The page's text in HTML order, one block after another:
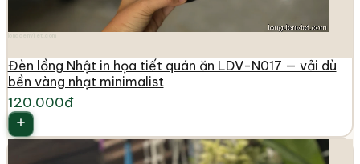
Đèn lồng Nhật in họa tiết quán ăn LDV-N017 — vải dù
bền vàng nhạt minimalist
120.000đ